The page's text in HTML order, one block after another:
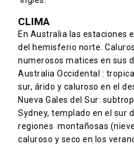
CLIMA
En Australia las estaciones
del hemisferio norte.
numerosos matices en sus
Australia Occidental :
sur, árido y caluroso en el
Nueva Gales del Sur:
Sydney, templado en el sur
regiones montañosas
caluroso y seco en los